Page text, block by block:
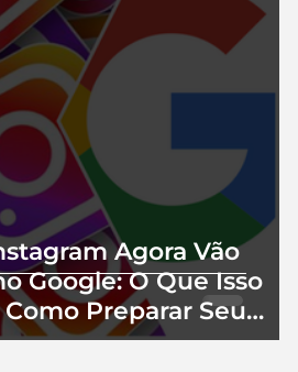
Agora Vão
Google: O Que Isso
Preparar Seu